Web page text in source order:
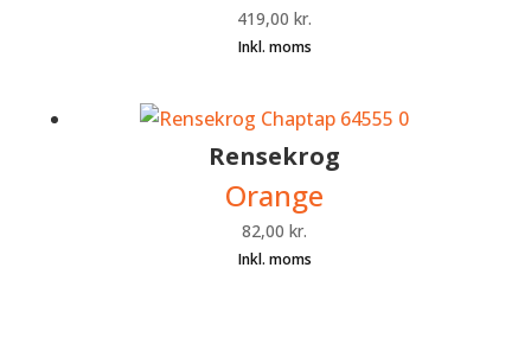
419,00kr.
Rensekrog
Orange
82,00kr.